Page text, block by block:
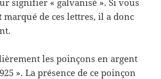
de ces lettres, il a donc
les poinçons en argent
». La présence de ce poinçon